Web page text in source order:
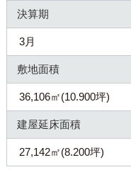
決算期
3月
敷地面積
36,106㎡(10.900坪)
建屋延床面積
27,142㎡(8.200坪)